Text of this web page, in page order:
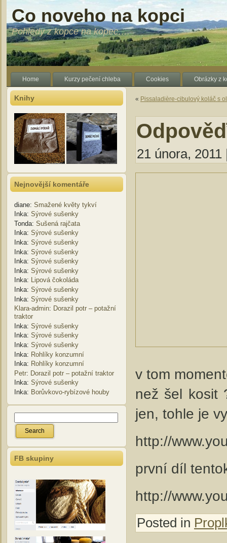
Co noveho na kopci
Pohledy z kopce na kopec….
Home Kurzy pečení chleba Cookies Obrázky z
Knihy
Nejnovější komentáře
diane: Smažené květy tykví
Inka: Sýrové sušenky
Tonda: Sušená rajčata
Inka: Sýrové sušenky
Inka: Sýrové sušenky
Inka: Sýrové sušenky
Inka: Sýrové sušenky
Inka: Sýrové sušenky
Inka: Lipová čokoláda
Inka: Sýrové sušenky
Inka: Sýrové sušenky
Klara-admin: Dorazil potr – potažní
traktor
Inka: Sýrové sušenky
Inka: Sýrové sušenky
Inka: Sýrové sušenky
Inka: Rohlíky konzumní
Inka: Rohlíky konzumní
Petr: Dorazil potr – potažní traktor
Inka: Sýrové sušenky
Inka: Borůvkovo-rybízové houby
FB skupiny
« Pissaladière-cibulový koláč s
21 února,
v tom
než šel kosit
jen, tohle je
http://
první díl
http://
Posted in